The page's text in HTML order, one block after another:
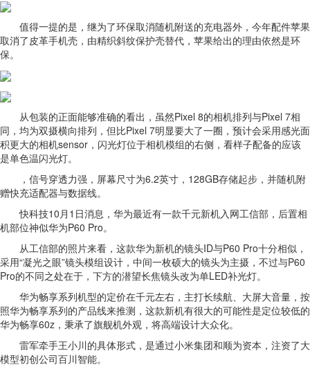
值得一提的是，继为了环保取消随机附送的充电器外，今年配件苹果
取消了皮革手机壳，由精织斜纹保护壳替代，苹果给出的理由依然是环
保。
从包装的正面能够准确的看出，虽然Pixel 8的相机排列与Pixel 7相
同，均为双摄横向排列，但比Pixel 7明显要大了一圈，预计会采用感光面
积更大的相机sensor，闪光灯位于相机模组的右侧，看样子配备的应该
是单色温闪光灯。
，信号穿透力强，屏幕尺寸为6.2英寸，128GB存储起步，并随机附
赠快充适配器与数据线。
快科技10月1日消息，华为最近有一款千元新机入网工信部，后置相
机部位神似华为P60 Pro。
从工信部的照片来看，这款华为新机的镜头ID与P60 Pro十分相似，
采用“凝光之眼”镜头模组设计，中间一枚硕大的镜头为主摄，不过与P60
Pro的不同之处在于，下方的潜望长焦镜头改为单LED补光灯。
华为畅享系列机型的定价在千元左右，主打长续航、大屏大音量，按
照华为畅享系列的产品线来推测，这款新机有很大的可能性是定位较低的
华为畅享60z，秉承了旗舰机外观，将高端设计大众化。
雷军牵手王小川的具体形式，是通过小米集团和顺为资本，注资了大
模型初创公司百川智能。